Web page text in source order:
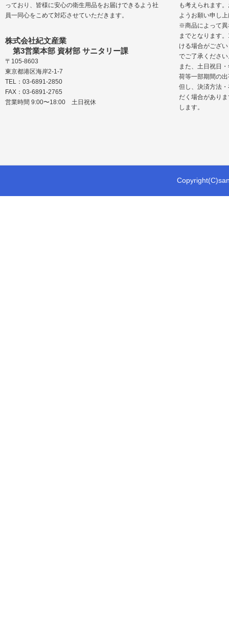
っており、皆様に安心の衛生用品をお届けできるよう社
員一同心をこめて対応させていただきます。
株式会社紀文産業
第3営業本部 資材部 サニタリー課
〒105-8603
東京都港区海岸2-1-7
TEL：03-6891-2850
FAX：03-6891-2765
営業時間 9:00〜18:00 土日祝休
も考えられます
ようお願い申し
※商品によって異
までとなります
ける場合がござ
でご了承くださ
また、土日祝日
荷等一部期間の
但し、決済方法
だく場合があり
します。